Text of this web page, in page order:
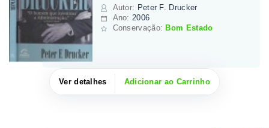
Autor: Peter F. Drucker
Ano: 2006
Conservação: Bom Estado
Ver detalhes Adicionar ao Carrinho